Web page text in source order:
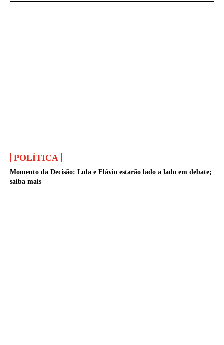
POLÍTICA
Momento da Decisão: Lula e Flávio estarão lado a lado em debate;
saiba mais